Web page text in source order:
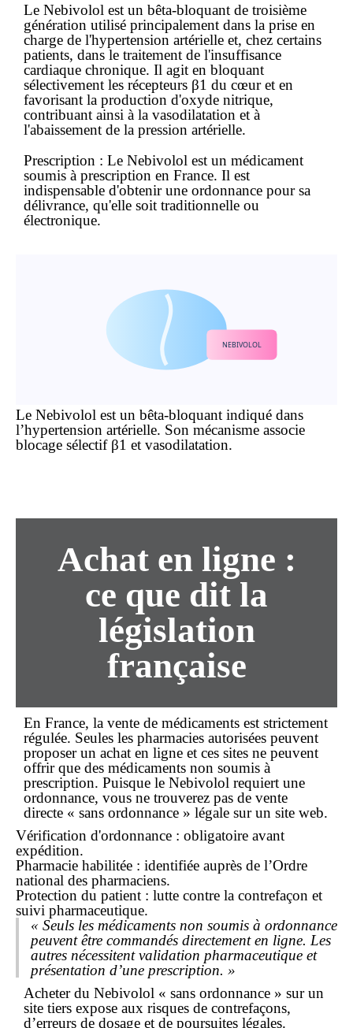
Le Nebivolol est un bêta-bloquant de troisième
génération utilisé principalement dans la prise en
charge de l'hypertension artérielle et, chez certains
patients, dans le traitement de l'insuffisance
cardiaque chronique. Il agit en bloquant
sélectivement les récepteurs β1 du cœur et en
favorisant la production d'oxyde nitrique,
contribuant ainsi à la vasodilatation et à
l'abaissement de la pression artérielle.
Prescription : Le Nebivolol est un médicament
soumis à prescription en France. Il est
indispensable d'obtenir une ordonnance pour sa
délivrance, qu'elle soit traditionnelle ou
électronique.
NEBIVOLOL
Le Nebivolol est un bêta-bloquant indiqué dans
l’hypertension artérielle. Son mécanisme associe
blocage sélectif β1 et vasodilatation.
Achat en ligne :
ce que dit la
législation
française
En France, la vente de médicaments est strictement
régulée. Seules les pharmacies autorisées peuvent
proposer un achat en ligne et ces sites ne peuvent
offrir que des médicaments non soumis à
prescription. Puisque le Nebivolol requiert une
ordonnance, vous ne trouverez pas de vente
directe « sans ordonnance » légale sur un site web.
Vérification d'ordonnance : obligatoire avant
expédition.
Pharmacie habilitée : identifiée auprès de l’Ordre
national des pharmaciens.
Protection du patient : lutte contre la contrefaçon et
suivi pharmaceutique.
« Seuls les médicaments non soumis à ordonnance
peuvent être commandés directement en ligne. Les
autres nécessitent validation pharmaceutique et
présentation d’une prescription. »
Acheter du Nebivolol « sans ordonnance » sur un
site tiers expose aux risques de contrefaçons,
d’erreurs de dosage et de poursuites légales.